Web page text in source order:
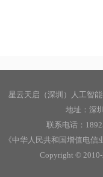
星云天启（深圳）人工智
地址：深
联系电话：
《中华人民共和国增值电信
Copyright © 2010-